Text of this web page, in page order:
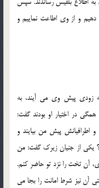
و از وی اطاعت نماییم و
زودی پیش وی می آیند، به
در اختیار او بودند گفت:
اطرافیانش پیش من بیایند و
یكی از جنیان زیرك گفت: من
آن تخت را نزد تو حاضر كنم.
آن نیز شرط امانت را بجا می